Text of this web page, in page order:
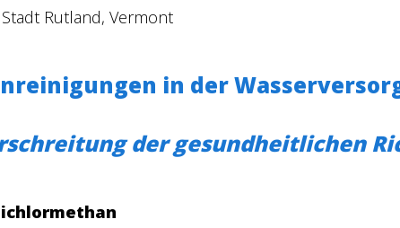
Rutland, Vermont
in der
der gesundheitlichen